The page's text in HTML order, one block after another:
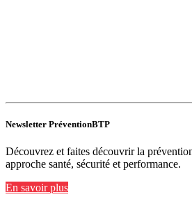
Newsletter PréventionBTP
Découvrez et faites découvrir la
approche santé, sécurité et performance.
En savoir plus